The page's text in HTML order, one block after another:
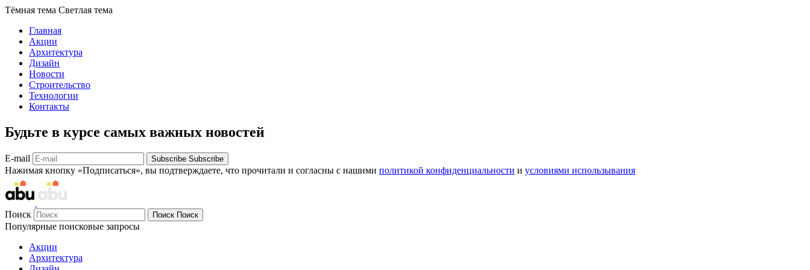
Тёмная тема Светлая тема
Главная
Акции
Архитектура
Дизайн
Новости
Строительство
Технологии
Контакты
Будьте в курсе самых важных новостей
E-mail Subscribe Subscribe
Нажимая кнопку «Подписаться», вы подтверждаете, что прочитали и согласны с нашими политикой конфиденциальности и условиями использывания
Поиск Поиск Поиск
Популярные поисковые запросы
Акции
Архитектура